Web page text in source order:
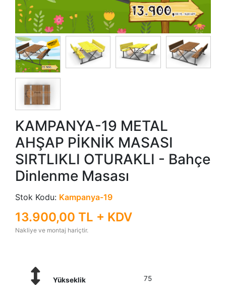
KAMPANYA-19 METAL
AHŞAP PİKNİK MASASI
SIRTLIKLI OTURAKLI - Bahçe
Dinlenme Masası
Stok Kodu: Kampanya-19
13.900,00 TL + KDV
Nakliye ve montaj hariçtir.
Yükseklik 75